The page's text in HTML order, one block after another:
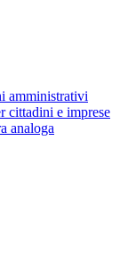
amministrativi
cittadini e imprese
analoga